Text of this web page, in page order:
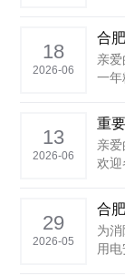
息 项目名称：合肥中锐学校暑期改造土建项目 招标
单位：合
大
18
2026-06
合
亲爱的各
一年
育
家团
13
2026-06
重
亲爱的
欢迎
全
级
设
精
29
2026-05
合
为
用